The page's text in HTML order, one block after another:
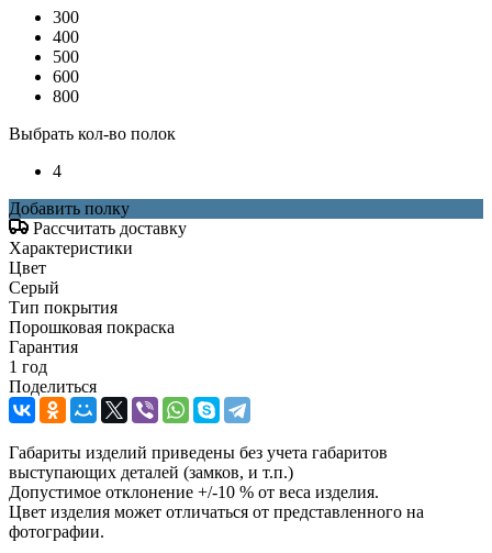
300
400
500
600
800
Выбрать кол-во полок
4
Добавить полку
Рассчитать доставку
Характеристики
Цвет
Серый
Тип покрытия
Порошковая покраска
Гарантия
1 год
Поделиться
Габариты изделий приведены без учета габаритов
выступающих деталей (замков, и т.п.)
Допустимое отклонение +/-10 % от веса изделия.
Цвет изделия может отличаться от представленного на
фотографии.